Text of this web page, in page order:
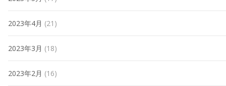
2023年4月 (21)
2023年3月 (18)
2023年2月 (16)